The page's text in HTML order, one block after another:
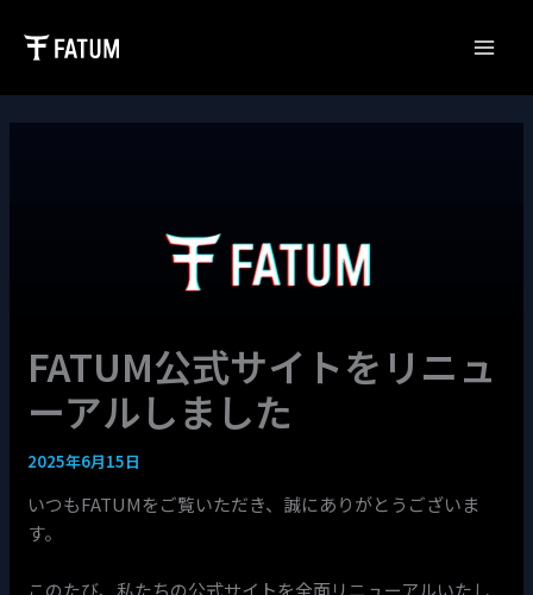
ス
FATUM公式サイトをリニュ
ーアルしました
2025年6月15日
いつもFATUMをご覧いただき、誠にありがとうございま
す。
このたび、私たちの公式サイトを全面リニューアルいたし